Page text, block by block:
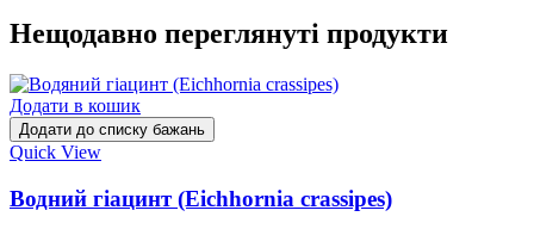
Нещодавно переглянуті продукти
Додати в кошик
Додати до списку бажань
Quick View
Водний гіацинт (Eichhornia crassipes)